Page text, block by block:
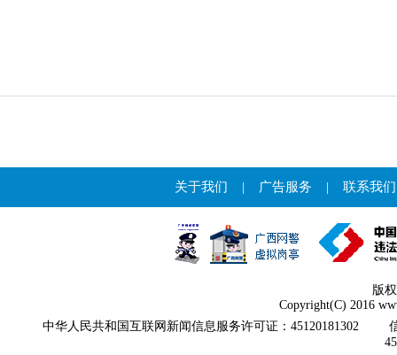
关于我们 | 广告服务 | 联系我们
版
Copyright(C) 2016
中华人民共和国互联网新闻信息服务许可证：45120181302